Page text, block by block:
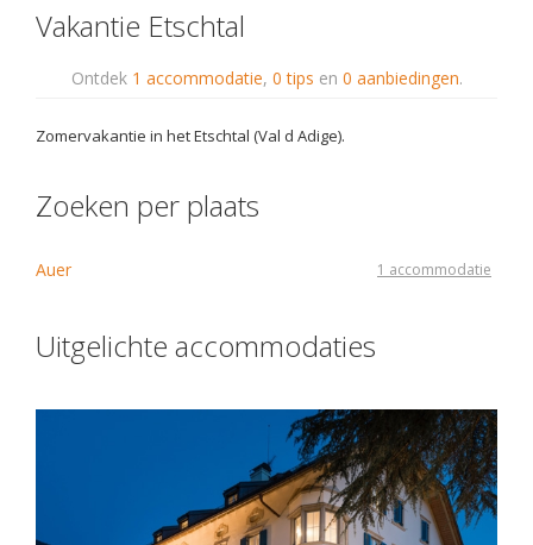
Vakantie Etschtal
Ontdek 1 accommodatie, 0 tips en 0 aanbiedingen.
Zomervakantie in het Etschtal (Val d Adige).
Zoeken per plaats
Auer 1 accommodatie
Uitgelichte accommodaties